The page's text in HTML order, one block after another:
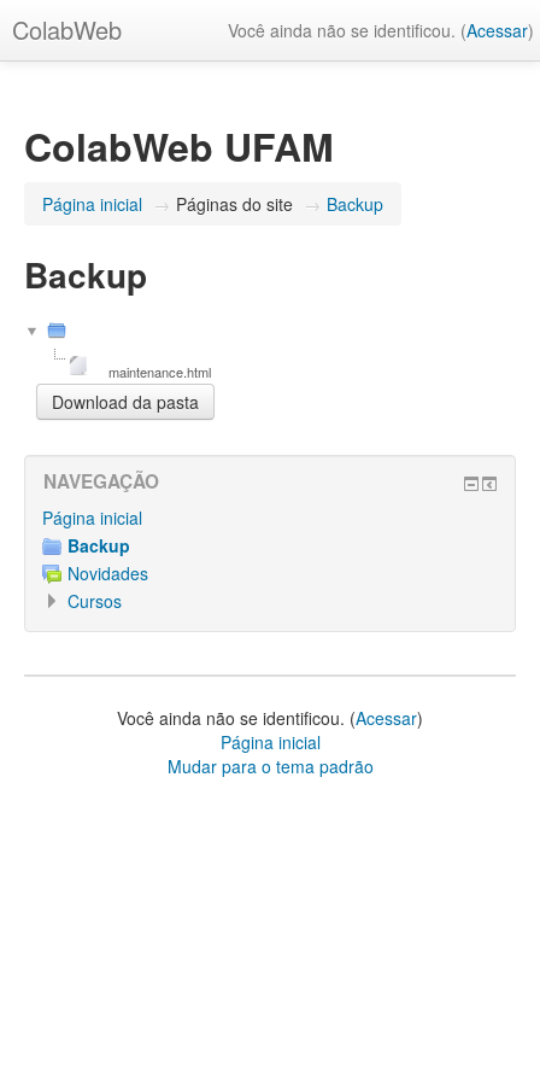
ColabWeb Você ainda não se identificou. (Acessar)
ColabWeb UFAM
Página inicial → Páginas do site → Backup
Backup
maintenance.html
NAVEGAÇÃO
Página inicial
Backup
Novidades
Cursos
Você ainda não se identificou. (Acessar)
Página inicial
Mudar para o tema padrão